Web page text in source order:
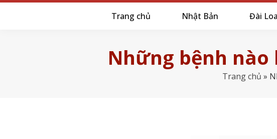
Trang chủ Nhật Bản Đài
Những bệnh nào
Trang chủ »